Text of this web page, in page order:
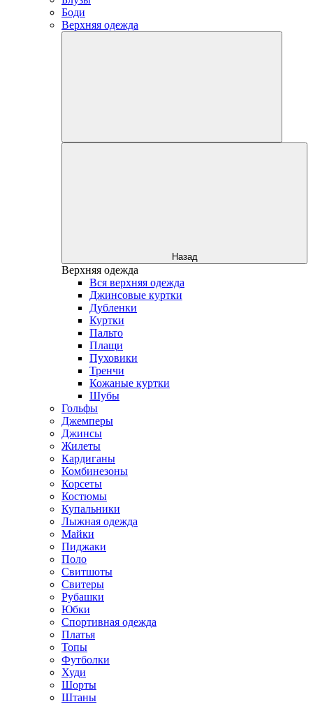
Боди
Верхняя одежда
Назад
Верхняя одежда
Вся верхняя одежда
Джинсовые куртки
Дубленки
Куртки
Пальто
Плащи
Пуховики
Тренчи
Кожаные куртки
Шубы
Гольфы
Джемперы
Джинсы
Жилеты
Кардиганы
Комбинезоны
Корсеты
Костюмы
Купальники
Лыжная одежда
Майки
Пиджаки
Поло
Свитшоты
Свитеры
Рубашки
Юбки
Спортивная одежда
Платья
Топы
Футболки
Худи
Шорты
Штаны